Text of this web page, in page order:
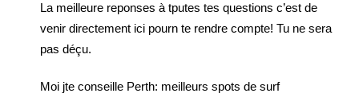
La meilleure reponses à tputes tes questions c’est de
venir directement ici pourn te rendre compte! Tu ne sera
pas déçu.
Moi jte conseille Perth: meilleurs spots de surf